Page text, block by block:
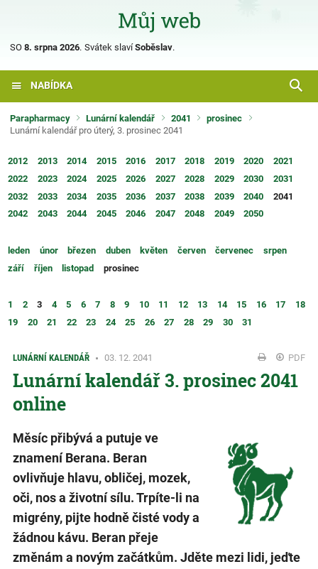
SO 8. srpna 2026. Svátek slavíSoběslav.
NABÍDKA
Parapharmacy Lunární kalendář 2041
prosinec
Lunární kalendář pro úterý, 3. prosinec 2041
2012 2013 2014 2015 2016 2017 2018 2019 2020
2021
2022
2023 2024 2025 2026 2027 2028 2029 2030
2031
2032
2033 2034 2035 2036 2037 2038 2039 2040
2041
2042
2043 2044 2045 2046 2047 2048 2049 2050
leden únor březen duben květen červen červenec
srpen
září
říjen listopad prosinec
1 2 3 4 5 6 7 8 9 10 11 12 13 14 15 16 17
18
19
20 21 22 23 24 25 26 27 28 29 30 31
LUNÁRNÍ KALENDÁŘ 03. 12. 2041 PDF
Lunární kalendář 3. prosinec 2041
online
Měsíc přibývá a putuje ve
znamení Berana. Beran
ovlivňuje hlavu, obličej, mozek,
oči, nos a životní sílu. Trpíte-li na
migrény, pijte hodně čisté vody a
žádnou kávu. Beran přeje
změnám a novým začátkům. Jděte mezi lidi, jeďte